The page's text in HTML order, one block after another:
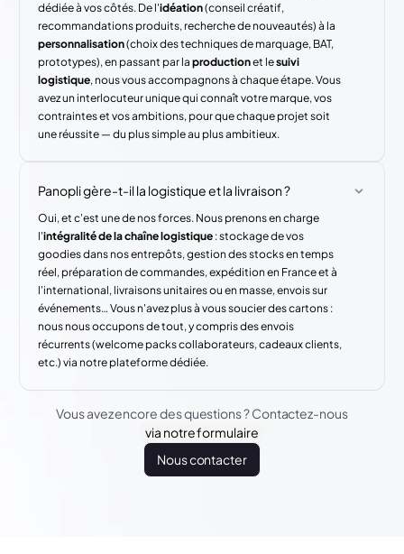
dédiée à vos côtés. De l'idéation(conseil créatif,
recommandations produits, recherche de nouveautés) à la
personnalisation(choix des techniques de marquage, BAT,
prototypes), en passant par laproductionet lesuivi
logistique, nous vous accompagnons à chaque étape. Vous
avez un interlocuteur unique qui connaît votre marque, vos
contraintes et vos ambitions, pour que chaque projet soit
une réussite — du plus simple au plus ambitieux.
Panopli gère-t-il la logistique et la livraison ?
Oui, et c'est une de nos forces. Nous prenons en charge
l'intégralité de la chaîne logistique : stockage de vos
goodies dans nos entrepôts, gestion des stocks en temps
réel, préparation de commandes, expédition en France et à
l'international, livraisons unitaires ou en masse, envois sur
événements… Vous n'avez plus à vous soucier des cartons :
nous nous occupons de tout, y compris des envois
récurrents (welcome packs collaborateurs, cadeaux clients,
etc.) via notre plateforme dédiée.
Vous avez encore des questions ? Contactez-nous
via notre formulaire
Nous contacter